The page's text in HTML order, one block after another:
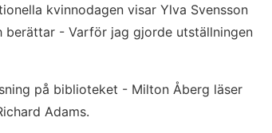
kvinnodagen visar Ylva Svensson
berättar - Varför jag gjorde utställningen
på biblioteket - Milton Åberg läser
Adams.